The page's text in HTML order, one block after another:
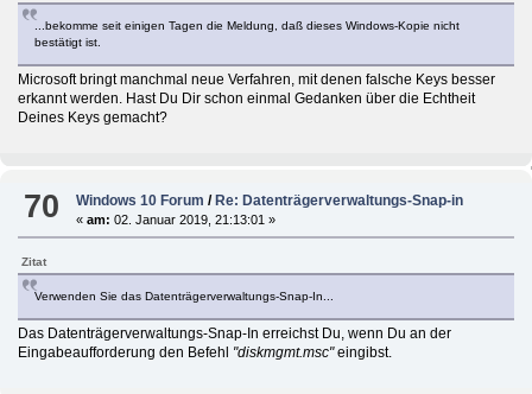
...bekomme seit einigen Tagen die Meldung, daß dieses Windows-Kopie nicht
bestätigt ist.
Microsoft bringt manchmal neue Verfahren, mit denen falsche Keys besser
erkannt werden. Hast Du Dir schon einmal Gedanken über die Echtheit
Deines Keys gemacht?
70 Windows 10 Forum /Re: Datenträgerverwaltungs-Snap-in
«am: 02. Januar 2019, 21:13:01 »
Zitat
Verwenden Sie das Datenträgerverwaltungs-Snap-In...
Das Datenträgerverwaltungs-Snap-In erreichst Du, wenn Du an der
Eingabeaufforderung den Befehl "diskmgmt.msc"eingibst.